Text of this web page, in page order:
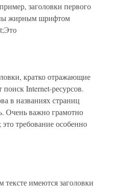
заголовки первого
жирным шрифтом
кратко отражающие
Internet-ресурсов.
в названиях страниц
Очень важно грамотно
требование особенно
имеются заголовки